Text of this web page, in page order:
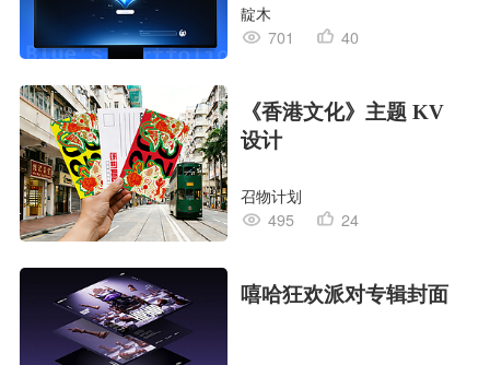
靛木
701
40
《香港文化》主题 KV
设计
召物计划
495
24
嘻哈狂欢派对专辑封面